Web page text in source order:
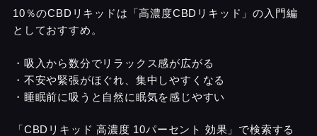
10％のCBDリキッドは「高濃度CBDリキッド」の入門編
としておすすめ。
・吸入から数分でリラックス感が広がる
・不安や緊張がほぐれ、集中しやすくなる
・睡眠前に吸うと自然に眠気を感じやすい
「CBDリキッド 高濃度 10パーセント 効果」で検索する